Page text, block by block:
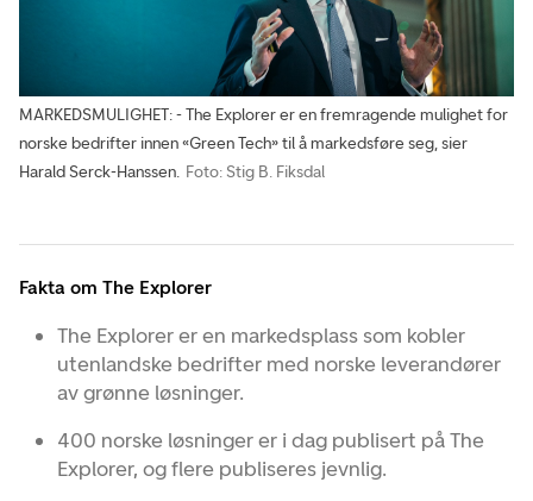
MARKEDSMULIGHET: - The Explorer er en fremragende mulighet for
norske bedrifter innen «Green Tech» til å markedsføre seg, sier
Harald Serck-Hanssen. Foto: Stig B. Fiksdal
Fakta om The Explorer
The Explorer er en markedsplass som kobler
utenlandske bedrifter med norske leverandører
av grønne løsninger.
400 norske løsninger er i dag publisert på The
Explorer, og flere publiseres jevnlig.